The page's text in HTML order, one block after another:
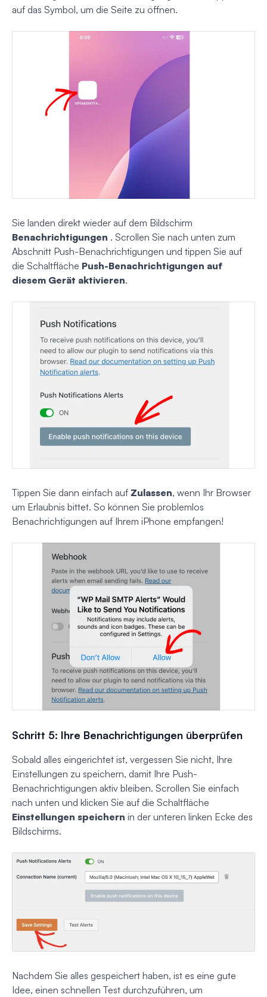
auf das Symbol, um die Seite zu öffnen.
Sie landen direkt wieder auf dem Bildschirm
Benachrichtigungen . Scrollen Sie nach unten zum
Abschnitt Push-Benachrichtigungen und tippen Sie auf
die Schaltfläche Push-Benachrichtigungen auf
diesem Gerät aktivieren.
Tippen Sie dann einfach auf Zulassen, wenn Ihr Browser
um Erlaubnis bittet. So können Sie problemlos
Benachrichtigungen auf Ihrem iPhone empfangen!
Schritt 5: Ihre Benachrichtigungen überprüfen
Sobald alles eingerichtet ist, vergessen Sie nicht, Ihre
Einstellungen zu speichern, damit Ihre Push-
Benachrichtigungen aktiv bleiben. Scrollen Sie einfach
nach unten und klicken Sie auf die Schaltfläche
Einstellungen speichern in der unteren linken Ecke des
Bildschirms.
Nachdem Sie alles gespeichert haben, ist es eine gute
Idee, einen schnellen Test durchzuführen, um